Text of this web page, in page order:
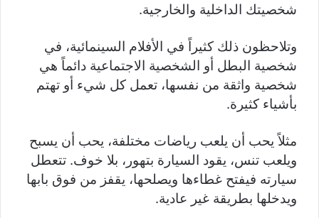
شخصيتك الداخلية والخارجية.
وتلاحظون ذلك كثيراً في الأفلام السينمائية، في
شخصية البطل أو الشخصية الاجتماعية دائماً هي
شخصية واثقة من نفسها، تعمل كل شيء أو تهتم
بأشياء كثيرة.
مثلاً يحب أن يلعب رياضات مختلفة، يحب أن يسبح
ويلعب تنس، يقود السيارة بتهور، بلا خوف. تتعطل
سيارته فيفتح غطاءها ويصلحها، يقفز من فوق بابها
ويدخلها بطريقة غير عادية.